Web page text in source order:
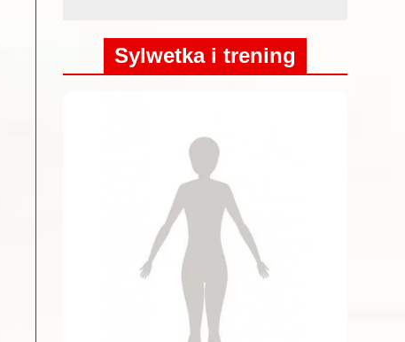
Sylwetka i trening